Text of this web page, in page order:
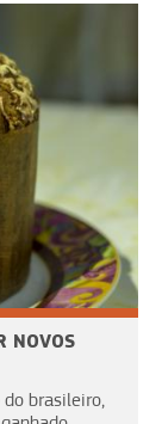
NOVOS
brasileiro,